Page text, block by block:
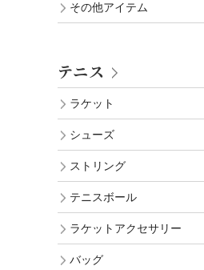
その他アイテム
テニス
ラケット
シューズ
ストリング
テニスボール
ラケットアクセサリー
バッグ